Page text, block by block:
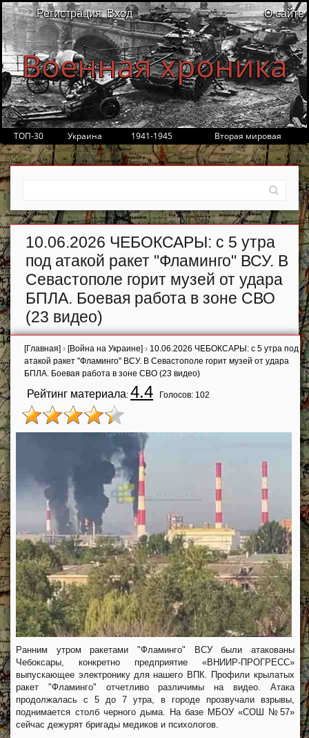
Регистрация Вход О сайте
Военная хроника
ТОП-30 Украина 1941-1945 Вторая мировая
10.06.2026 ЧЕБОКСАРЫ: с 5 утра
под атакой ракет "Фламинго" ВСУ. В
Севастополе горит музей от удара
БПЛА. Боевая работа в зоне СВО
(23 видео)
[Главная] › [Война на Украине] › 10.06.2026 ЧЕБОКСАРЫ: с 5 утра под
атакой ракет "Фламинго" ВСУ. В Севастополе горит музей от удара
БПЛА. Боевая работа в зоне СВО (23 видео)
Рейтинг материала: 4.4 Голосов: 102
Ранним утром ракетами "Фламинго" ВСУ были атакованы
Чебоксары, конкретно предприятие «ВНИИР-ПРОГРЕСС»
выпускающее электронику для нашего ВПК. Профили крылатых
ракет "Фламинго" отчетливо различимы на видео. Атака
продолжалась с 5 до 7 утра, в городе прозвучали взрывы,
поднимается столб черного дыма. На базе МБОУ «СОШ №57»
сейчас дежурят бригады медиков и психологов.